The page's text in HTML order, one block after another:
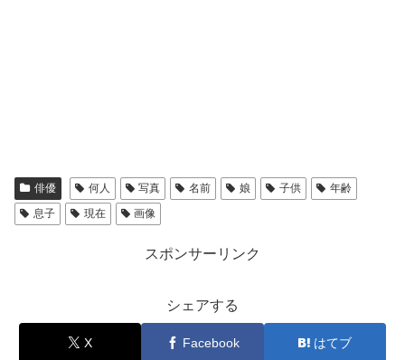
俳優 何人 写真 名前 娘 子供
年齢
息子
現在 画像
スポンサーリンク
シェアする
X Facebook はてブ